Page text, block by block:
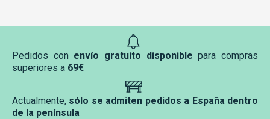
Pedidos con envío gratuito disponible para compras
superiores a 69€
Actualmente, sólo se admiten pedidos a España dentro
de la península